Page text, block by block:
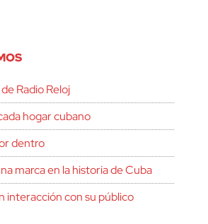
Radio Reloj
hogar cubano
dentro
marca en la historia de Cuba
interacción con su público